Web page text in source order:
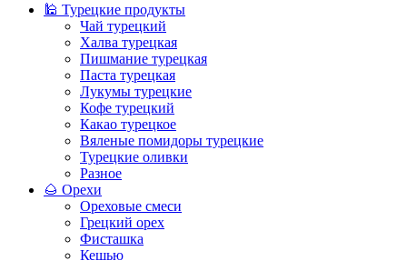
🕌 Турецкие продукты
Чай турецкий
Халва турецкая
Пишмание турецкая
Паста турецкая
Лукумы турецкие
Кофе турецкий
Какао турецкое
Вяленые помидоры турецкие
Турецкие оливки
Разное
🌰 Орехи
Ореховые смеси
Грецкий орех
Фисташка
Кешью